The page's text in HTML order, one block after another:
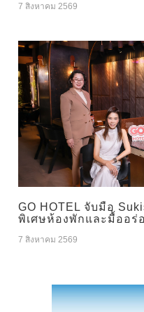
7 สิงหาคม 2569
GO HOTEL จับมือ
พิเศษห้องพักและมื้ออร่
7 สิงหาคม 2569